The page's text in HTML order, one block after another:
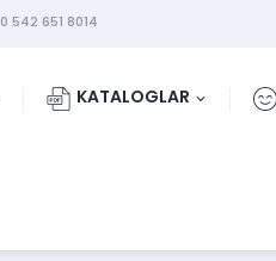
0 542 651 8014
KATALOGLAR